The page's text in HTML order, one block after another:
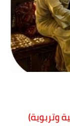
وتربوية)